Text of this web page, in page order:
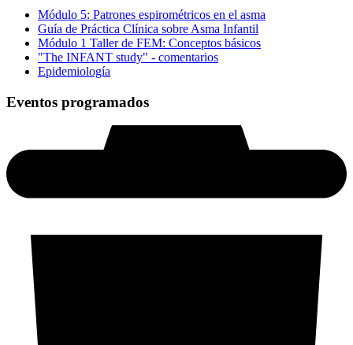
Módulo 5: Patrones espirométricos en el asma
Guía de Práctica Clínica sobre Asma Infantil
Módulo 1 Taller de FEM: Conceptos básicos
"The INFANT study" - comentarios
Epidemiología
Eventos programados